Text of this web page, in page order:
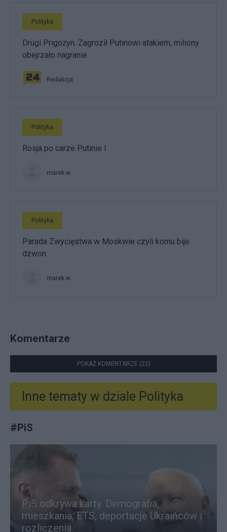
Polityka
Drugi Prigożyn. Zagroził Putinowi atakiem, miliony
obejrzało nagranie
Redakcja
Polityka
Rosja po carze Putinie I
marek.w
Polityka
Parada Zwycięstwa w Moskwie czyli komu bije
dzwon
marek.w
Komentarze
POKAŻ KOMENTARZE (22)
Inne tematy w dziale Polityka
#PiS
PiS odkrywa karty. Demografia,
mieszkania, ETS, deportacje Ukraińców i
rozliczenia